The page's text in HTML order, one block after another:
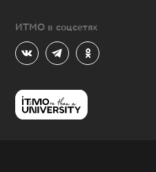
ИТМО в соцсетях